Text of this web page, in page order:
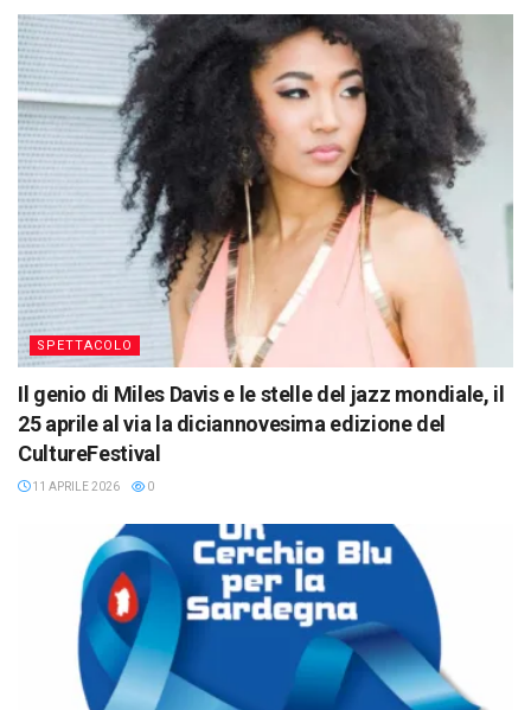
SPETTACOLO
Il genio di Miles Davis e le stelle del jazz mondiale, il
25 aprile al via la diciannovesima edizione del
CultureFestival
11 APRILE 2026 0